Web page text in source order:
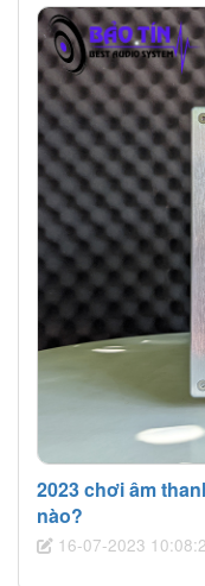
2023 chơi âm
nào?
16-07-2023